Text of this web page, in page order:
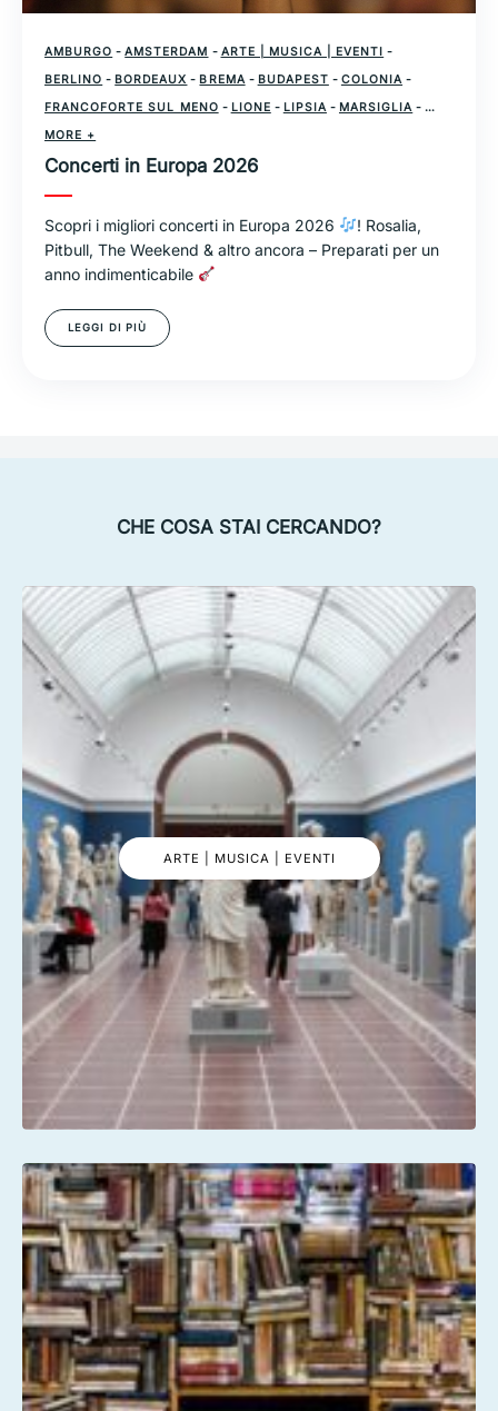
AMBURGO -AMSTERDAM - ARTE | MUSICA | EVENTI -
BERLINO - BORDEAUX - BREMA - BUDAPEST - COLONIA -
FRANCOFORTE SUL MENO - LIONE - LIPSIA - MARSIGLIA -
MEININGER
PARIGI-ROMA -SVIZZERA-VIENNA
MORE +
Concerti in Europa 2026
Scopri i migliori concerti in Europa 2026
! Rosalia,
Pitbull, The Weekend & altro ancora – Preparati per un
anno indimenticabile
LEGGI DI PIÙ
CHE COSA STAI CERCANDO?
ARTE | MUSICA | EVENTI